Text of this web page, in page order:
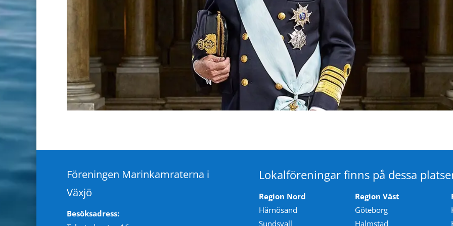
Föreningen Marinkamraterna i
Växjö
Besöksadress:
Lokalföreningar finns på dessa
Region Nord
Härnösand
Sundsvall
Region Väst
Göteborg
Halmstad